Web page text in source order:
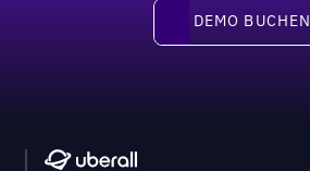
DEMO BUCHEN
DEMO BUCHEN